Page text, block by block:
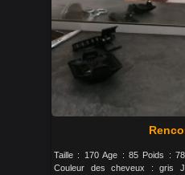
Taille : 170 Age : 85 Poids :
Couleur des cheveux : gris